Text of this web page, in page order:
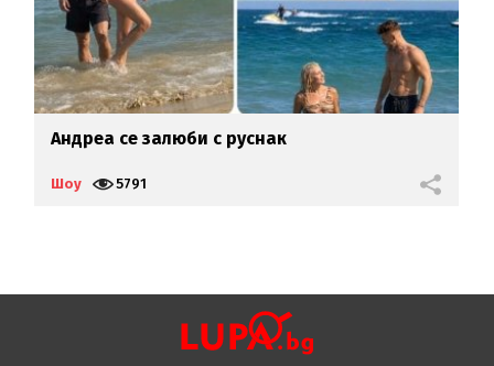
Андреа се залюби с руснак
Шоу 5791